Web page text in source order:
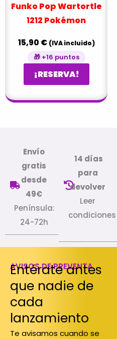
Funko Pop Wartortle
1212 Pokémon
15,90 € (IVA incluido)
🎁 +16 puntos
¡RESERVA!
Envío
gratis
desde
49€
Península:
24-72h
14 días
para
devolver
Leer
condiciones
AVISOS DE PREVENTA
Entérate antes
que nadie de
cada
lanzamiento
Te avisamos cuando se